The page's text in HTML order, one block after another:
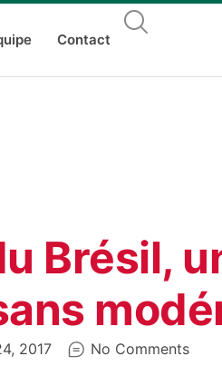
Contact
Brésil,
2017 No Comments